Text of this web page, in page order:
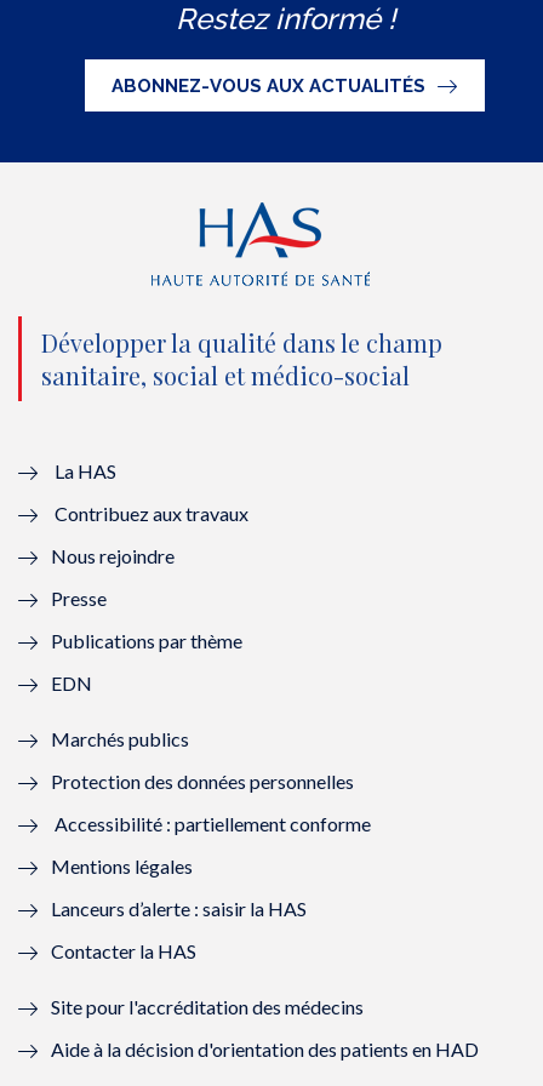
i
t
t
e
n
o
u
l
l
f
n
ê
t
r
e
)
c
e
b
o
o
k
(
n
o
e
e
n
ê
r
)
u
t
u
b
e
(
n
o
u
ê
t
e
n
k
e
d
(
n
o
ê
)
Restez informé !
ABONNEZ-VOUS AUX ACTUALITÉS
Développer la qualité dans le champ
sanitaire, social et médico-social
La HAS
Contribuez aux travaux
Nous rejoindre
Presse
Publications par thème
EDN
Marchés publics
Protection des données personnelles
Accessibilité : partiellement conforme
Mentions légales
Lanceurs d’alerte : saisir la HAS
Contacter la HAS
Site pour l'accréditation des médecins
Aide à la décision d'orientation des patients en HAD